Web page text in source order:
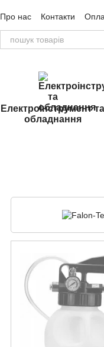
Про нас Контакти
Угода користувача
Електроінструмент та
обладнання